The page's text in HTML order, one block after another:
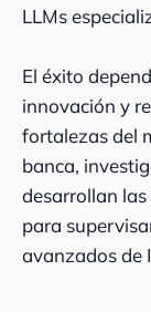
LLMs
El éxito
innovación y
fortalezas del
banca,
desarrollan
para
avanzados de